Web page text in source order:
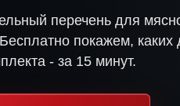
перечень для
покажем, каких
- за 15 минут.